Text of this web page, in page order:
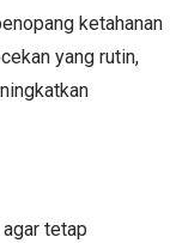
ketahanan
yang rutin,
tetap